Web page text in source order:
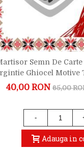
Semn De
Ghiocel Motive
40,00 RON 65,00
-
Adauga in